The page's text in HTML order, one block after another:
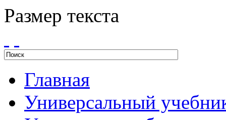
Размер текста
Главная
Универсальный